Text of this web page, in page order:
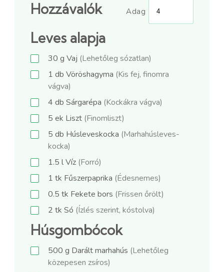
Hozzávalók Adag
Leves alapja
30 g Vaj (Lehetőleg sózatlan)
1 db Vöröshagyma (Kis fej, finomra
vágva)
4 db Sárgarépa (Kockákra vágva)
5 ek Liszt (Finomliszt)
5 db Húsleveskocka (Marhahúsleves-
kocka)
1.5 lVíz (Forró)
1 tk Fűszerpaprika (Édesnemes)
0.5 tk Fekete bors (Frissen őrölt)
2 tk Só (Ízlés szerint, kóstolva)
Húsgombócok
500 g Darált marhahús (Lehetőleg
közepesen zsíros)